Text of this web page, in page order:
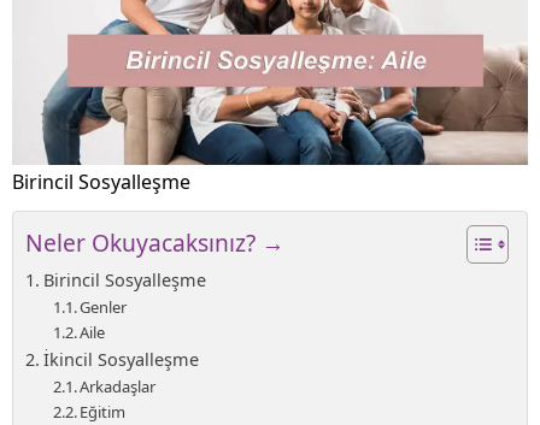
Birincil Sosyalleşme
Neler Okuyacaksınız? →
Birincil Sosyalleşme
Genler
Aile
İkincil Sosyalleşme
Arkadaşlar
Eğitim